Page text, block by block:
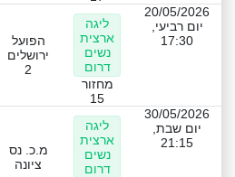
20/05/2026
יום רביעי,
17:30
ליגה
ארצית
נשים
דרום
מחזור
15
הפועל
ירושלים
2
30/05/2026
יום שבת,
21:15
ליגה
ארצית
נשים
דרום
מ.כ. נס
ציונה